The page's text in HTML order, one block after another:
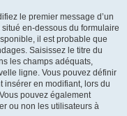
le premier message d’un
en-dessous du formulaire
il est probable que
Saisissez le titre du
les champs adéquats,
ligne. Vous pouvez définir
insérer en modifiant, lors du
pouvez également
ou non les utilisateurs à